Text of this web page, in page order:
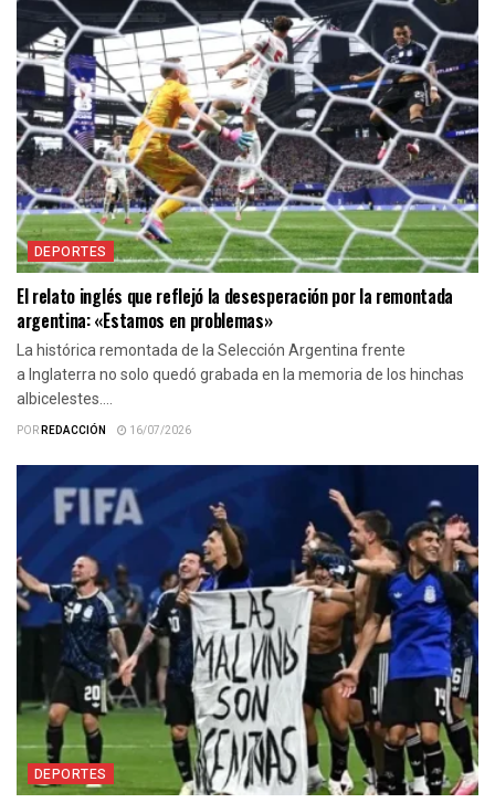
DEPORTES
El relato inglés que reflejó la desesperación por la remontada
argentina: «Estamos en problemas»
La histórica remontada de la Selección Argentina frente
a Inglaterra no solo quedó grabada en la memoria de los hinchas
albicelestes....
PORREDACCIÓN 16/07/2026
DEPORTES